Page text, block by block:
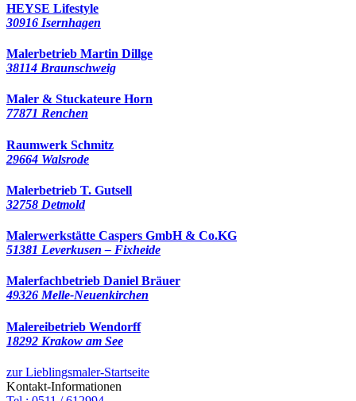
HEYSE Lifestyle
30916 Isernhagen
Malerbetrieb Martin Dillge
38114 Braunschweig
Maler & Stuckateure Horn
77871 Renchen
Raumwerk Schmitz
29664 Walsrode
Malerbetrieb T. Gutsell
32758 Detmold
Malerwerkstätte Caspers GmbH & Co.KG
51381 Leverkusen – Fixheide
Malerfachbetrieb Daniel Bräuer
49326 Melle-Neuenkirchen
Malereibetrieb Wendorff
18292 Krakow am See
zur Lieblingsmaler-Startseite
Kontakt-Informationen